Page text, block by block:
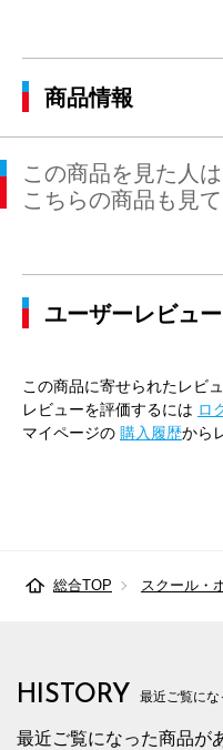
商品情報
この商品を見た人は
こちらの商品も見
ユーザーレビュー
この商品に寄せられたレビ
レビューを評価するには ロ
マイページの 購入履歴から
総合TOP スクール・
HISTORY 最近ご覧にな
最近ご覧になった商品が